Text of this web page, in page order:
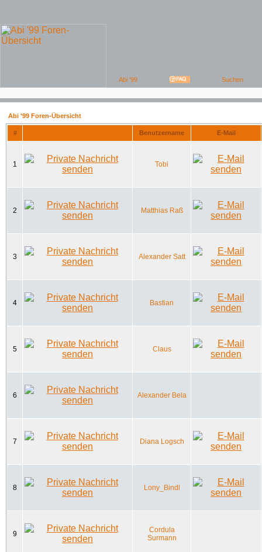
Abi '99 Foren-Übersicht
# Benutzername E-Mail
1 Tobi
2 Matthias Raß
3 Alexander Satt
4 Bastian
5 Claus
6 Alexander Bela
7 Diana Logsch
8 Lony_Bindl
9
Cordula
Surmann